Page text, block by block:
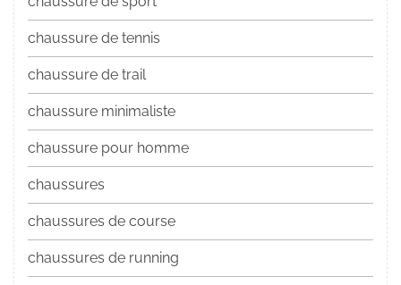
chaussure de tennis
chaussure de trail
chaussure minimaliste
chaussure pour homme
chaussures
chaussures de course
chaussures de running